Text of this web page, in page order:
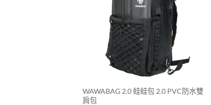
WAWABAG 2.0 蛙蛙包 2.0 PVC防水雙
肩包